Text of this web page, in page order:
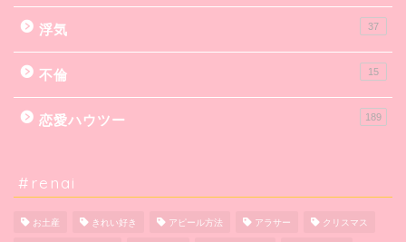
浮気 37
不倫 15
恋愛ハウツー 189
#renai
お土産 きれい好き アピール方法 アラサー クリスマス